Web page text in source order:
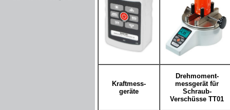
Kraftmess-
geräte
Drehmoment-
messgerät für
Schraub-
Verschüsse TT01